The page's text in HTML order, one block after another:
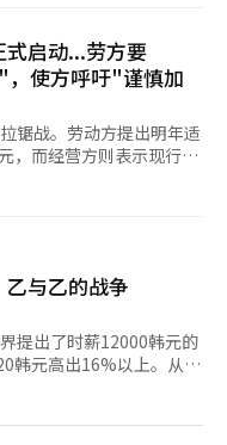
涨的物价，未能反映实际
将劳动方提议的时薪计
”他指出：“雇佣一名最
约500万韩元，这对处于
受不起这样的巨大压
以上的高龄者较多。”他
中小企业和个体商户的压
敏表示：“在意见分歧较
。”他指出：“应共同考
和负责任的结论迈进。”
的初步要求。劳动界提
（1680韩元），即时
同的时薪1万320韩元。
间的差距日益扩大，重申
（韩国劳总）秘书长柳基
复要求冻结或削减最低工
收入劳动者的生活稳定，
指出：“2025年单身无
的实际生活费用为282万
。”他强调：“收入最低
费用，在讨论最低工资水
。”全国民主劳动组合总
示：“最低工资1万2000
基本人类生活的生存成
也可以成为促进消费、让
端。”她还提到：“西班
的收入增长促进了消费扩
启动...劳方要
使方呼吁"谨慎加
锯战。劳动方提出明年适
，而经营方则表示现行最
此对加薪持谨慎态度。最
高出1680韩元
为250万8000韩元。韩
表示：“最低工资是保障
源价格上涨导致低收入
一情况”。全国民主劳动
示：“目前的最低工资难
称“12000韩元的最低工
：“只有劳动者的收入增
委员长还反驳了以生产力
与乙的战争
提出了时薪12000韩元的
韩元高出16%以上。从劳
的要求。生活成本上升，